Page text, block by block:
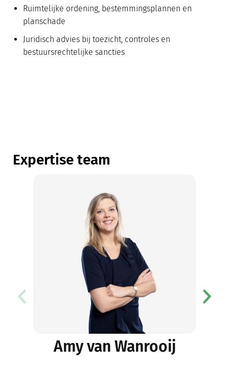
Ruimtelijke ordening, bestemmingsplannen en
planschade
Juridisch advies bij toezicht, controles en
bestuursrechtelijke sancties
Expertise team
Amy van Wanrooij